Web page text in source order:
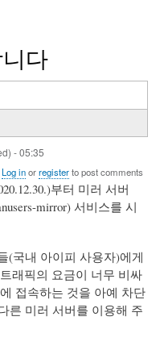
다
- 05:35
Log inorregisterto post comments
부터 미러 서버
mirror) 서비스를 시
(국내 아이피 사용자)에게
래픽의 요금이 너무 비싸
접속하는 것을 아예 차단
른 미러 서버를 이용해 주